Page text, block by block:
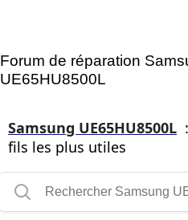
Forum de réparation
UE65HU8500L
Samsung UE65HU8500L :
fils les plus utiles